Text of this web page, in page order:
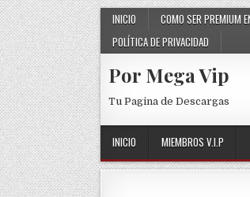
Skip to content INICIO COMO SER PREMIUM
POLÍTICA DE PRIVACIDAD
Por Mega Vip
Tu Pagina de Descargas
INICIO MIEMBROS V.I.P